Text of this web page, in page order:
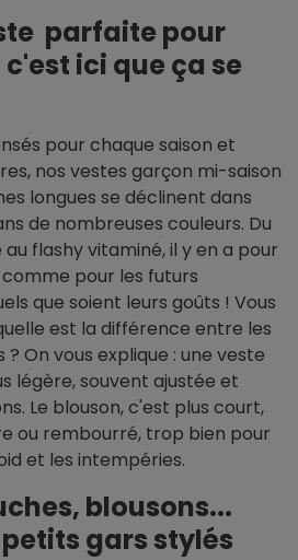
parfaite pour
ici que ça se
pour chaque saison et
nos vestes garçon mi-saison
longues se déclinent dans
de nombreuses couleurs. Du
flashy vitaminé, il y en a pour
pour les futurs
que soient leurs goûts ! Vous
est la différence entre les
On vous explique : une veste
légère, souvent ajustée et
Le blouson, c'est plus court,
ou rembourré, trop bien pour
et les intempéries.
blousons...
gars stylés